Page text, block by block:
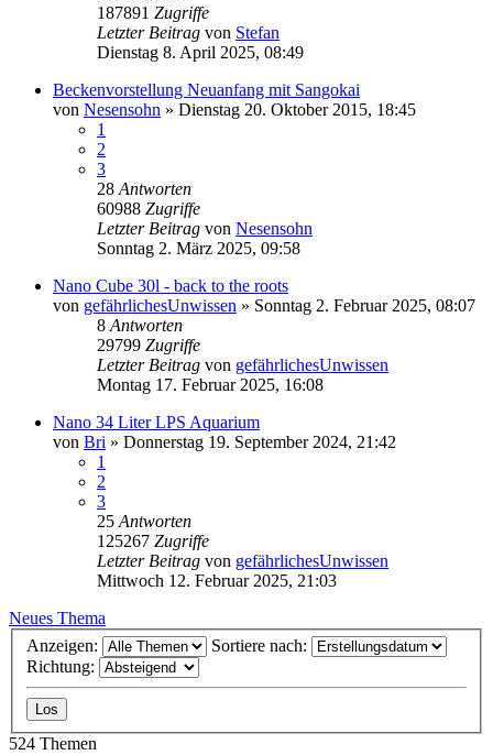
187891 Zugriffe
Letzter Beitrag von Stefan
Dienstag 8. April 2025, 08:49
Beckenvorstellung Neuanfang mit Sangokai
von Nesensohn » Dienstag 20. Oktober 2015, 18:45
1
2
3
28 Antworten
60988 Zugriffe
Letzter Beitrag von Nesensohn
Sonntag 2. März 2025, 09:58
Nano Cube 30l - back to the roots
von gefährlichesUnwissen » Sonntag 2. Februar 2025, 08:07
8 Antworten
29799 Zugriffe
Letzter Beitrag von gefährlichesUnwissen
Montag 17. Februar 2025, 16:08
Nano 34 Liter LPS Aquarium
von Bri » Donnerstag 19. September 2024, 21:42
1
2
3
25 Antworten
125267 Zugriffe
Letzter Beitrag von gefährlichesUnwissen
Mittwoch 12. Februar 2025, 21:03
Neues Thema
Anzeigen:
Sortiere nach:
Richtung:
524 Themen